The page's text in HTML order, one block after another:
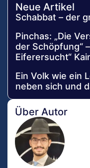
Neue Artikel
Schabbat – der
Pinchas: „Die
der Schöpfung“
Eiferersucht“
Ein Volk wie ein
neben sich und
Über Autor